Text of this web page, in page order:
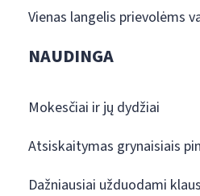
Vienas langelis prievolėms
NAUDINGA
Mokesčiai ir jų dydžiai
Atsiskaitymas grynaisiais
Dažniausiai užduodami